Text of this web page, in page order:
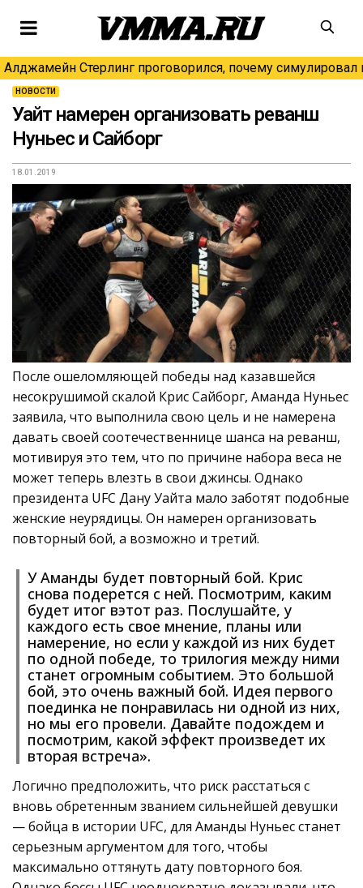
Алджамейн Стерлинг проговорился, почему симулировал
НОВОСТИ
Уайт намерен организовать реванш
Нуньес и Сайборг
18.01.2019
После ошеломляющей победы над казавшейся
несокрушимой скалой Крис Сайборг, Аманда Нуньес
заявила, что выполнила свою цель и не намерена
давать своей соотечественнице шанса на реванш,
мотивируя это тем, что по причине набора веса не
может теперь влезть в свои джинсы. Однако
президента UFC Дану Уайта мало заботят подобные
женские неурядицы. Он намерен организовать
повторный бой, а возможно и третий.
У Аманды будет повторный бой. Крис
снова подерется с ней. Посмотрим, каким
будет итог вэтот раз. Послушайте, у
каждого есть свое мнение, планы или
намерение, но если у каждой из них будет
по одной победе, то трилогия между ними
станет огромным событием. Это большой
бой, это очень важный бой. Идея первого
поединка не понравилась ни одной из них,
но мы его провели. Давайте подождем и
посмотрим, какой эффект произведет их
вторая встреча».
Логично предположить, что риск расстаться с
вновь обретенным званием сильнейшей девушки
— бойца в истории UFC, для Аманды Нуньес станет
серьезным аргументом для того, чтобы
максимально оттянуть дату повторного боя.